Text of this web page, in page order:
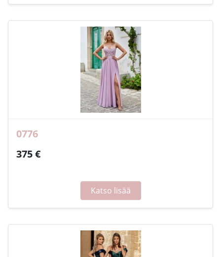
0776
375 €
Katso lisää